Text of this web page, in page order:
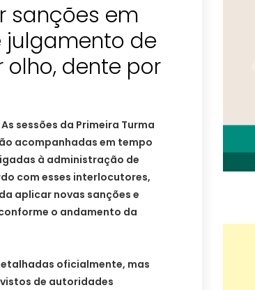
sanções em
de
olho, dente por
sessões da Primeira Turma
acompanhadas em tempo
à administração de
com esses interlocutores,
aplicar novas sanções e
o andamento da
oficialmente, mas
de autoridades